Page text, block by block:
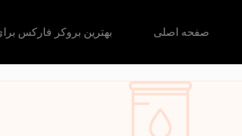
صفحه اصلی بهترین بروکر فارکس